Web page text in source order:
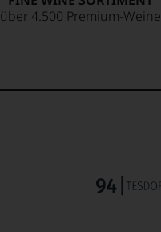
über 4.500 Premium-Weine